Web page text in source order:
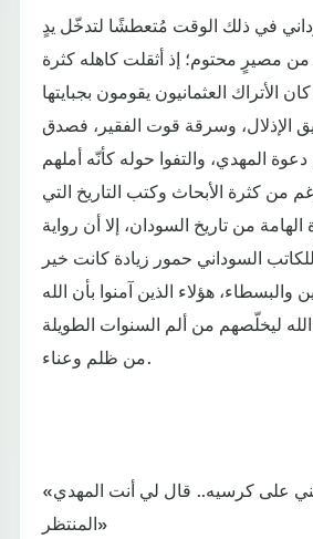
في ذلك الوقت مُتعطشًا لتدخّل يدٍ
من مصيرٍ محتوم؛ إذ أثقلت كاهله كثرة
الأتراك العثمانيون يقومون بجبايتها
الإذلال، وسرقة قوت الفقير، فصدق
المهدي، والتفوا حوله كأنّه أملهم
من كثرة الأبحاث وكتب التاريخ التي
من تاريخ السودان، إلا أن رواية
السوداني حمور زيادة كانت خير
والبسطاء، هؤلاء الذين آمنوا بأن الله
ليخلّصهم من ألم السنوات الطويلة
من ظلم وعناء.
«أمسك بيدي.. اجلسني على كرسيه.. قال لي أنت المهدي
المنتظر»